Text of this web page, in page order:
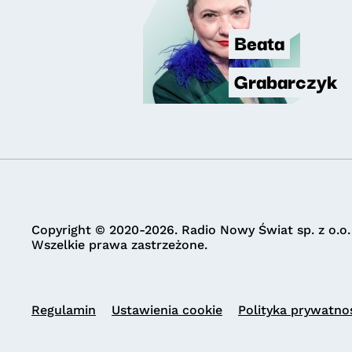
Beata
Grabarczyk
Copyright © 2020-2026. Radio Nowy Świat sp. z o.o.
Wszelkie prawa zastrzeżone.
Regulamin Ustawienia cookie Polityka